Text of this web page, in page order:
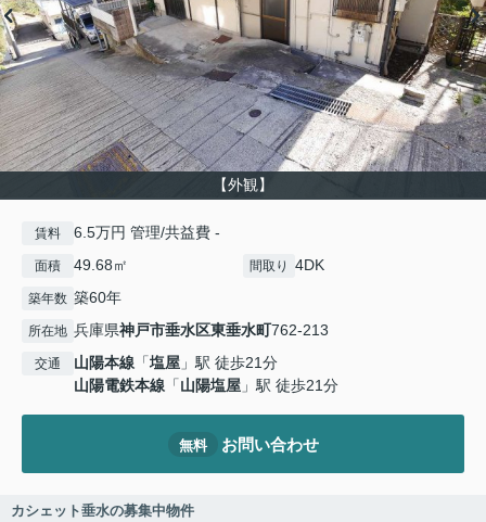
【外観】
賃料 6.5万円 管理/共益費 -
面積 49.68㎡ 間取り 4DK
築年数 築60年
所在地 兵庫県神戸市垂水区東垂水町762-213
交通 山陽本線 「塩屋 」駅 徒歩21分
山陽電鉄本線 「山陽塩屋 」駅 徒歩21分
無料 お問い合わせ
カシェット垂水の募集中物件